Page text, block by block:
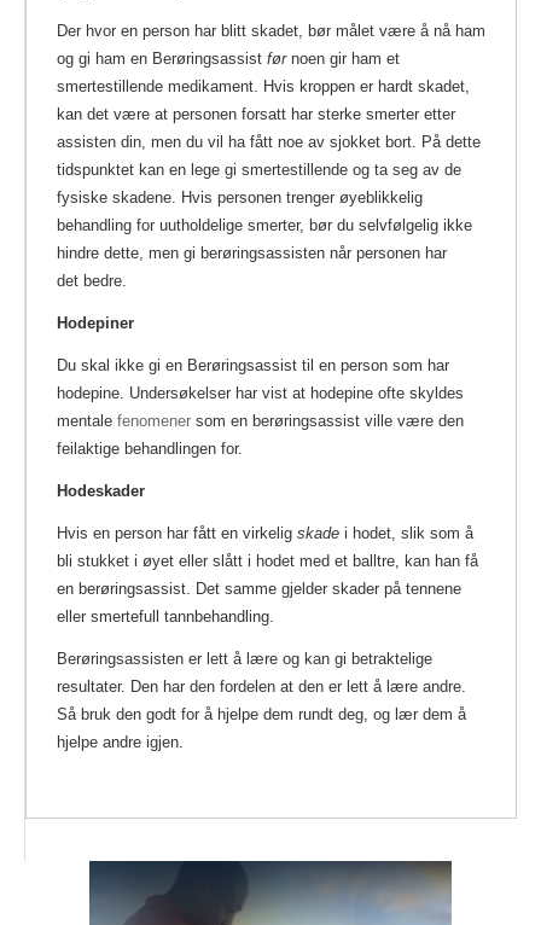
Der hvor en person har blitt skadet, bør målet være å nå ham
og gi ham en Berøringsassist førnoen gir ham et
smertestillende medikament. Hvis kroppen er hardt skadet,
kan det være at personen forsatt har sterke smerter etter
assisten din, men du vil ha fått noe av sjokket bort. På dette
tidspunktet kan en lege gi smertestillende og ta seg av de
fysiske skadene. Hvis personen trenger øyeblikkelig
behandling for uutholdelige smerter, bør du selvfølgelig ikke
hindre dette, men gi berøringsassisten når personen har
det bedre.
Hodepiner
Du skal ikke gi en Berøringsassist til en person som har
hodepine. Undersøkelser har vist at hodepine ofte skyldes
mentale fenomener som en berøringsassist ville være den
feilaktige behandlingen for.
Hodeskader
Hvis en person har fått en virkelig skade i hodet, slik som å
bli stukket i øyet eller slått i hodet med et balltre, kan han få
en berøringsassist. Det samme gjelder skader på tennene
eller smertefull tannbehandling.
Berøringsassisten er lett å lære og kan gi betraktelige
resultater. Den har den fordelen at den er lett å lære andre.
Så bruk den godt for å hjelpe dem rundt deg, og lær dem å
hjelpe andre igjen.